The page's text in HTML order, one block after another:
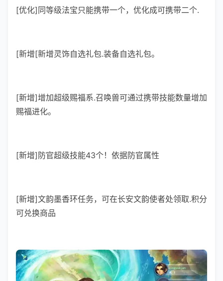
[优化]同等级法宝只能携带一个，优化成可携带二个.
[新增[新增灵饰自选礼包.装备自选礼包。
[新增]增加超级赐福系.召唤兽可通过携带技能数量增加
赐福进化。
[新增]防官超级技能43个！依据防官属性
[新增]文韵墨香环任务，可在长安文韵使者处领取.积分
可兑换商品